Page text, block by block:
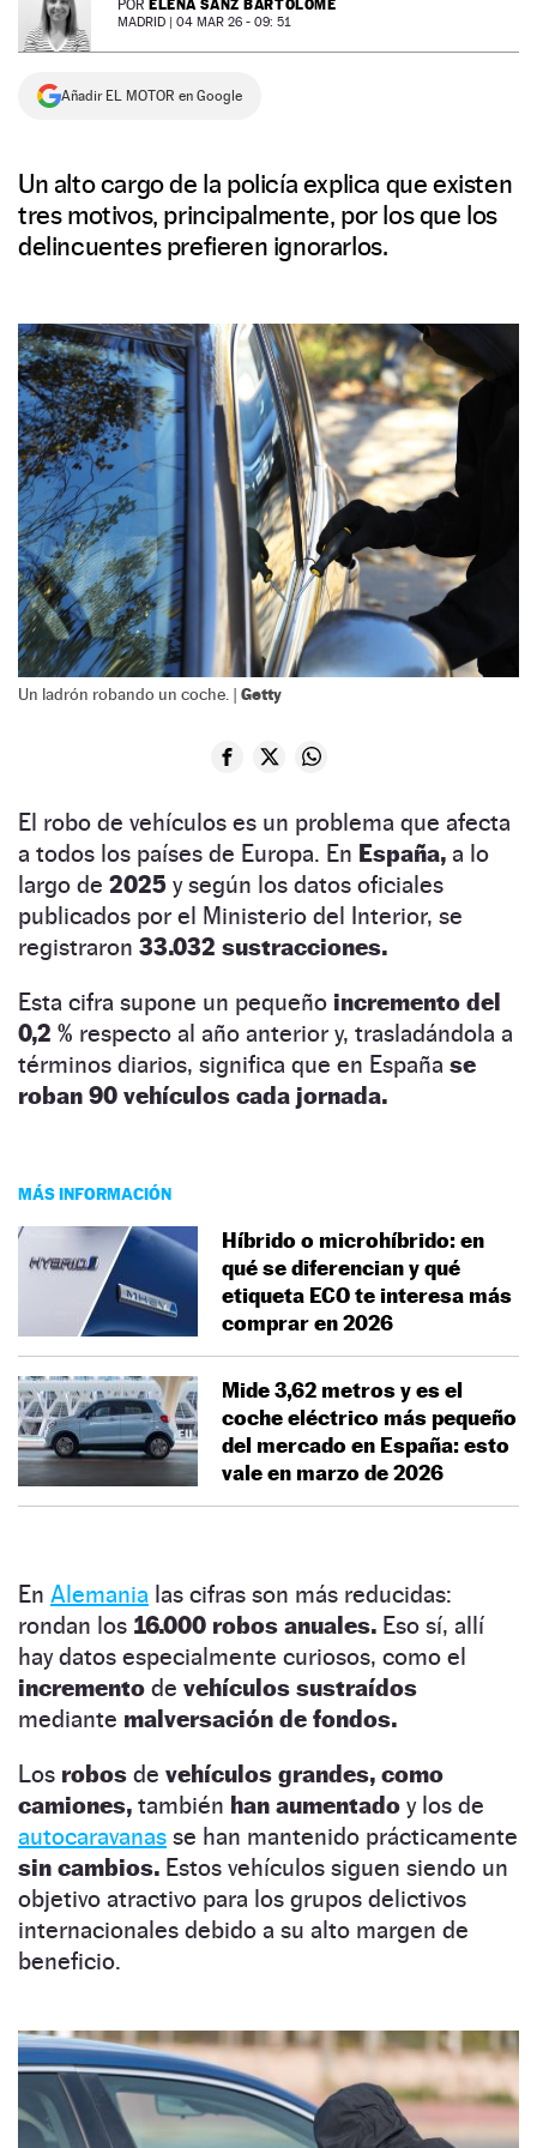
NEWSLETTER
SÍGUENOS
POR ELENA SANZ BARTOLOMÉ
MADRID | 04 MAR 26 - 09: 51
Añadir EL MOTOR en Google
Un alto cargo de la policía explica que existen
tres motivos, principalmente, por los que los
delincuentes prefieren ignorarlos.
Un ladrón robando un coche. | Getty
El robo de vehículos es un problema que afecta
a todos los países de Europa. En España, a lo
largo de 2025 y según los datos oficiales
publicados por el Ministerio del Interior, se
registraron 33.032 sustracciones.
Esta cifra supone un pequeño incremento del
0,2 % respecto al año anterior y, trasladándola a
términos diarios, significa que en España se
roban 90 vehículos cada jornada.
MÁS INFORMACIÓN
Híbrido o microhíbrido: en
qué se diferencian y qué
etiqueta ECO te interesa más
comprar en 2026
Mide 3,62 metros y es el
coche eléctrico más pequeño
del mercado en España: esto
vale en marzo de 2026
En Alemania las cifras son más reducidas:
rondan los 16.000 robos anuales. Eso sí, allí
hay datos especialmente curiosos, como el
incremento de vehículos sustraídos
mediante malversación de fondos.
Los robos de vehículos grandes, como
camiones, también han aumentado y los de
autocaravanas se han mantenido prácticamente
sin cambios. Estos vehículos siguen siendo un
objetivo atractivo para los grupos delictivos
internacionales debido a su alto margen de
beneficio.